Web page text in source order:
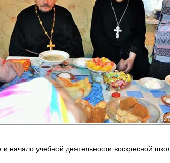
начало учебной деятельности воскресной